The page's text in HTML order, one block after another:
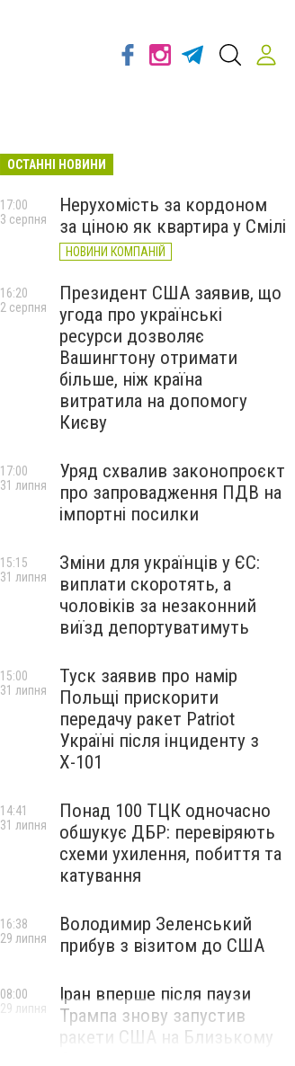
ОСТАННІ НОВИНИ
Нерухомість за кордоном
за ціною як квартира у Смілі
НОВИНИ КОМПАНІЙ
17:00
3 серпня
Президент США заявив, що
угода про українські
ресурси дозволяє
Вашингтону отримати
більше, ніж країна
витратила на допомогу
Києву
16:20
2 серпня
Уряд схвалив законопроєкт
про запровадження ПДВ на
імпортні посилки
17:00
31 липня
Зміни для українців у ЄС:
виплати скоротять, а
чоловіків за незаконний
виїзд депортуватимуть
15:15
31 липня
Туск заявив про намір
Польщі прискорити
передачу ракет Patriot
Україні після інциденту з
Х-101
15:00
31 липня
Понад 100 ТЦК одночасно
обшукує ДБР: перевіряють
схеми ухилення, побиття та
катування
14:41
31 липня
Володимир Зеленський
прибув з візитом до США
16:38
29 липня
Іран вперше після паузи
Трампа знову запустив
ракети США на Близькому
08:00
29 липня